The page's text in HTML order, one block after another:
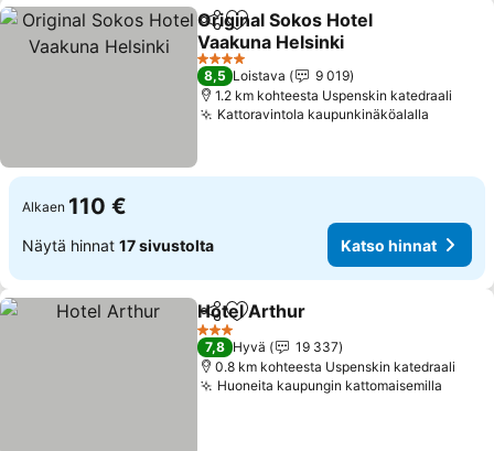
Jaa Lisää suosikkeihin
Original Sokos Hotel
Vaakuna Helsinki
Katso hinnat
4 Tähtiluokitus
8,5 Loistava
9 019
1.2 km kohteesta Uspenskin katedraali
Kattoravintola kaupunkinäköalalla
Alkaen 110 €
Näytä hinnat 17 sivustolta Katso hinnat
Jaa Lisää suosikkeihin
Hotel Arthur
3 Tähtiluokitus
7,8 Hyvä
19 337
0.8 km kohteesta Uspenskin katedraali
Huoneita kaupungin kattomaisemilla